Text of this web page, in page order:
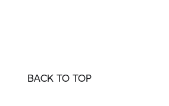
BACK TO TOP